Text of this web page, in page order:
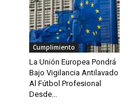
Cumplimiento
La Unión Europea Pondrá
Bajo Vigilancia Antilavado
Al Fútbol Profesional
Desde...